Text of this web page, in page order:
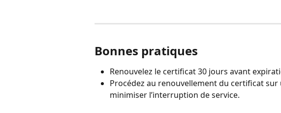
Bonnes pratiques
Renouvelez le certificat 30 jours avant
Procédez au renouvellement du certificat
minimiser l’interruption de service.